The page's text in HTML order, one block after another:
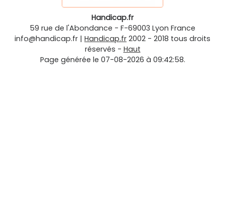
Handicap.fr
59 rue de l'Abondance - F-69003 Lyon France
info@handicap.fr | Handicap.fr 2002 - 2018 tous droits
réservés - Haut
Page générée le 07-08-2026 à 09:42:58.